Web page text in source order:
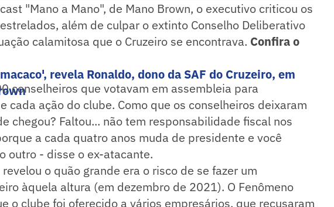
"Mano a Mano", de Mano Brown, o executivo criticou os
além de culpar o extinto Conselho Deliberativo
calamitosa que o Cruzeiro se encontrava. Confira o
revela Ronaldo, dono da SAF do Cruzeiro, em
conselheiros que votavam em assembleia para
cada ação do clube. Como que os conselheiros deixaram
chegou? Faltou... não tem responsabilidade fiscal nos
a cada quatro anos muda de presidente e você
outro - disse o ex-atacante.
o quão grande era o risco de se fazer um
àquela altura (em dezembro de 2021). O Fenômeno
o clube foi oferecido a vários empresários, que recusaram